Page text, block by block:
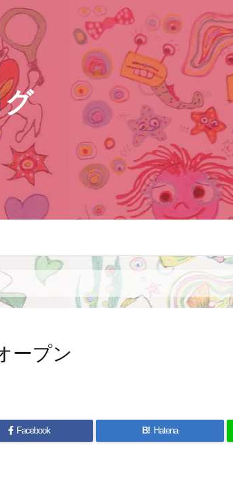
ープン
Facebook B! Hatena